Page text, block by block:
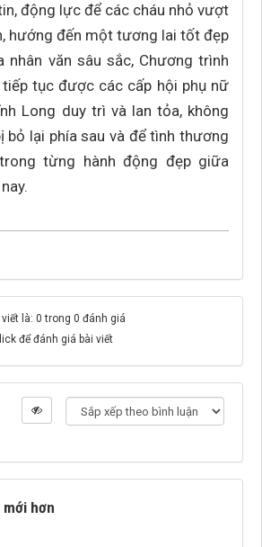
động lực để các cháu nhỏ vượt
hướng đến một tương lai tốt đẹp
nhân văn sâu sắc, Chương trình
tiếp tục được các cấp hội phụ nữ
Long duy trì và lan tỏa, không
bỏ lại phía sau và để tình thương
từng hành động đẹp giữa
là: 0 trong 0 đánh giá
để đánh giá bài viết
hơn